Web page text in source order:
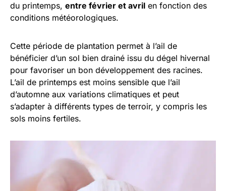
du printemps, entre février et avril en fonction des
conditions météorologiques.
Cette période de plantation permet à l’ail de
bénéficier d’un sol bien drainé issu du dégel hivernal
pour favoriser un bon développement des racines.
L’ail de printemps est moins sensible que l’ail
d’automne aux variations climatiques et peut
s’adapter à différents types de terroir, y compris les
sols moins fertiles.